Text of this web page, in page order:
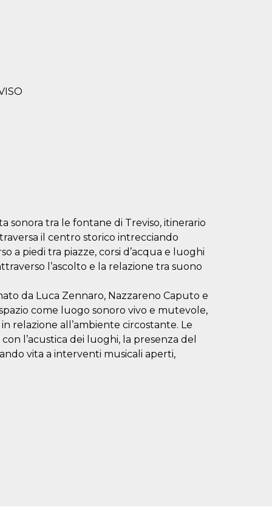
sonora tra le fontane di Treviso, itinerario
il centro storico intrecciando
a piedi tra piazze, corsi d’acqua e luoghi
l’ascolto e la relazione tra suono
da Luca Zennaro, Nazzareno Caputo e
come luogo sonoro vivo e mutevole,
relazione all’ambiente circostante. Le
l’acustica dei luoghi, la presenza del
vita a interventi musicali aperti,